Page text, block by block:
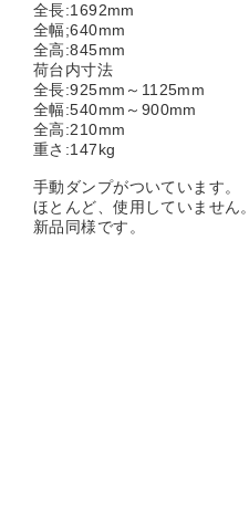
全長:1692mm
全幅;640mm
全高:845mm
荷台内寸法
全長:925mm～1125mm
全幅:540mm～900mm
全高:210mm
重さ:147kg
手動ダンプがついています。
ほとんど、使用していません。
新品同様です。